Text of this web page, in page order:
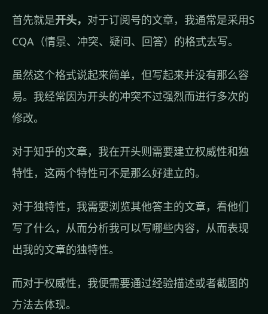
首先就是开头， 对于订阅号的文章，我通常是采用S
CQA（情景、冲突、疑问、回答）的格式去写。
虽然这个格式说起来简单，但写起来并没有那么容
易。我经常因为开头的冲突不过强烈而进行多次的
修改。
对于知乎的文章，我在开头则需要建立权威性和独
特性，这两个特性可不是那么好建立的。
对于独特性，我需要浏览其他答主的文章，看他们
写了什么，从而分析我可以写哪些内容，从而表现
出我的文章的独特性。
而对于权威性，我便需要通过经验描述或者截图的
方法去体现。